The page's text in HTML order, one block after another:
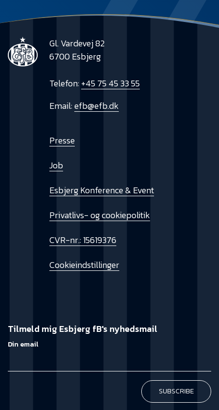
Gl. Vardevej 82
6700 Esbjerg
Telefon:+45 75 45 33 55
Email:efb@efb.dk
Presse
Job
Esbjerg Konference & Event
Privatlivs- og cookiepolitik
CVR-nr.: 15619376
Cookieindstillinger
Tilmeld mig Esbjerg fB's nyhedsmail
Din email